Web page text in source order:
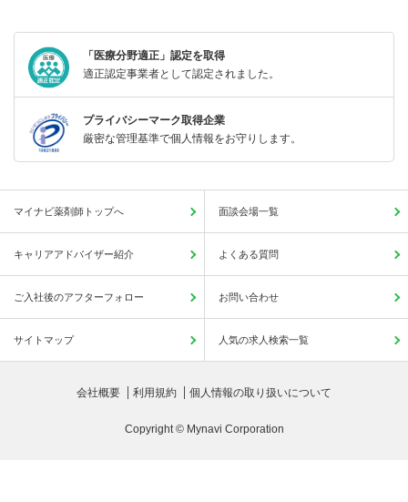
「医療分野適正」認定を取得
適正認定事業者として認定されました。
プライバシーマーク取得企業
厳密な管理基準で個人情報をお守りします。
マイナビ薬剤師トップへ 面談会場一覧
キャリアアドバイザー紹介 よくある質問
ご入社後のアフターフォロー お問い合わせ
サイトマップ 人気の求人検索一覧
会社概要 利用規約 個人情報の取り扱いについて
Copyright © Mynavi Corporation